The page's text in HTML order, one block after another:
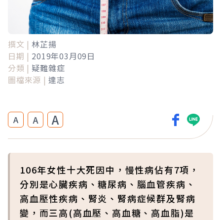
撰文 | 林芷揚
日期 | 2019年03月09日
分類 | 疑難雜症
圖檔來源 | 達志
A A A
106年女性十大死因中，慢性病佔有7項，
分別是心臟疾病、糖尿病、腦血管疾病、
高血壓性疾病、腎炎、腎病症候群及腎病
變，而三高(高血壓、高血糖、高血脂)是